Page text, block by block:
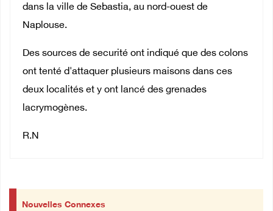
English
dans la ville de Sebastia, au nord-ouest de
Naplouse.
Des sources de securité ont indiqué que des colons
ont tenté d'attaquer plusieurs maisons dans ces
deux localités et y ont lancé des grenades
lacrymogènes.
R.N
Nouvelles Connexes